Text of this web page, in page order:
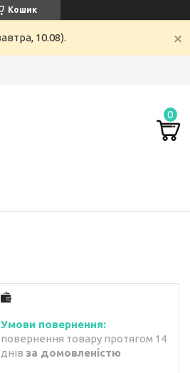
Кошик
10.08).
повернення товару протягом 14
днів за домовленістю